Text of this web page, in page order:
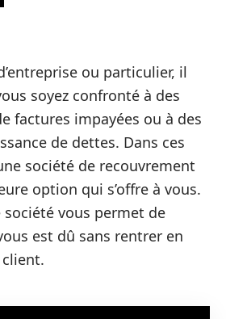
ou particulier, il
soyez confronté à des
factures impayées ou à des
de dettes. Dans ces
société de recouvrement
option qui s’offre à vous.
vous permet de
est dû sans rentrer en